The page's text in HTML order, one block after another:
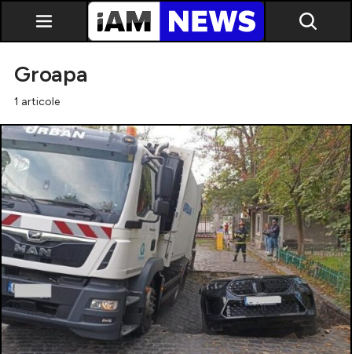
Exclusiv
Groapa
1 articole